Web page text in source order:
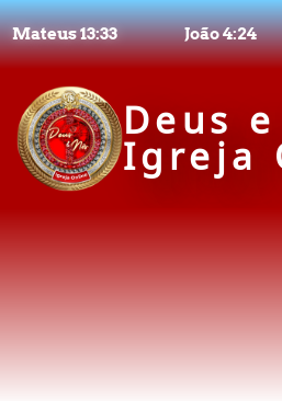
Mateus 13:33 João 4:24
Deus
Igreja